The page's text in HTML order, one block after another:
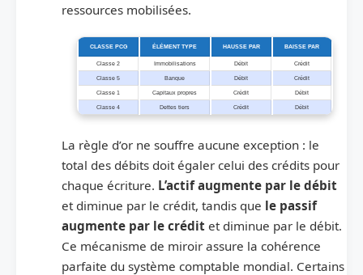
ressources mobilisées.
CLASSE PCG ÉLÉMENT TYPE HAUSSE PAR BAISSE PAR
Classe 2 Immobilisations Débit Crédit
Classe 5 Banque Débit Crédit
Classe 1 Capitaux propres Crédit Débit
Classe 4 Dettes tiers Crédit Débit
La règle d’or ne souffre aucune exception : le
total des débits doit égaler celui des crédits pour
chaque écriture. L’actif augmente par le débit
et diminue par le crédit, tandis que le passif
augmente par le crédit et diminue par le débit.
Ce mécanisme de miroir assure la cohérence
parfaite du système comptable mondial. Certains